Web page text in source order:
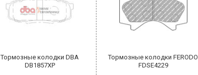
Тормозные колодки DBA
DB1857XP
Тормозные колодки FERODO
FDSE4229